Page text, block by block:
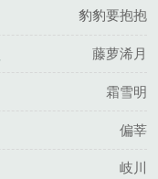
豹豹要抱抱
藤萝浠月
霜雪明
偏莘
岐川